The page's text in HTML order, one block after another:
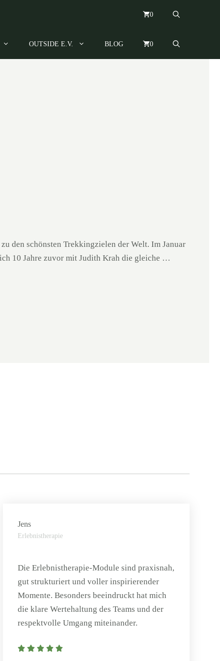
0
OUTSIDE E.V. BLOG 0
den schönsten Trekkingzielen der Welt. Im Januar
10 Jahre zuvor mit Judith Krah die gleiche …
Jens
Erlebnistherapie
Die Erlebnistherapie-Module sind praxisnah,
gut strukturiert und voller inspirierender
Momente. Besonders beeindruckt hat mich
die klare Wertehaltung des Teams und der
respektvolle Umgang miteinander.